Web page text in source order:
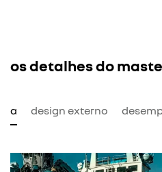
os detalhes do
design externo